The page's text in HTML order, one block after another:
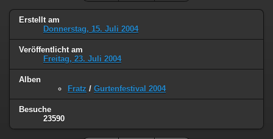
Erstellt am
Donnerstag, 15. Juli 2004
Veröffentlicht am
Freitag, 23. Juli 2004
Alben
Fratz / Gurtenfestival 2004
Besuche
23590